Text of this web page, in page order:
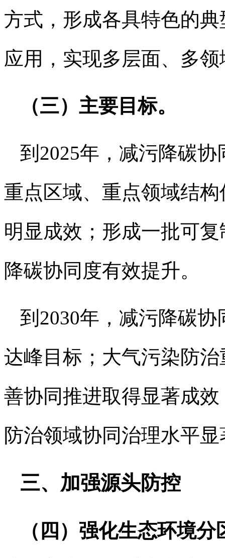
方式，形成各具特色的
应用，实现多层面、多
（三）主要目标。
到2025年，减污降碳
重点区域、重点领域结
明显成效；形成一批可
降碳协同度有效提升。
到2030年，减污降碳
达峰目标；大气污染防
善协同推进取得显著成
防治领域协同治理水平
三、加强源头防控
（四）强化生态环境分